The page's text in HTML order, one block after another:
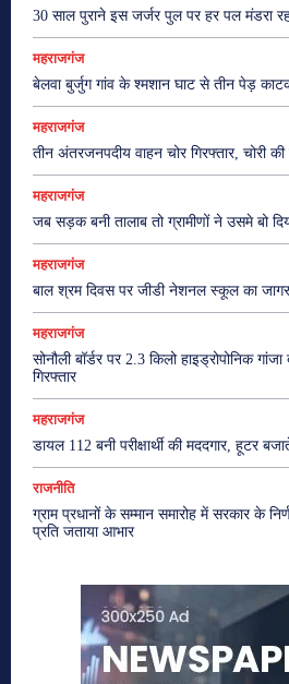
30 साल पुराने इस जर्जर पुल पर हर पल मंडरा
महराजगंज
बेलवा बुर्जुग गांव के श्मशान घाट से तीन पेड़
महराजगंज
तीन अंतरजनपदीय वाहन चोर गिरफ्तार, चोरी
महराजगंज
जब सड़क बनी तालाब तो ग्रामीणों ने उसमे बो
महराजगंज
बाल श्रम दिवस पर जीडी नेशनल स्कूल का
महराजगंज
सोनौली बॉर्डर पर 2.3 किलो हाइड्रोपोनिक
गिरफ्तार
महराजगंज
डायल 112 बनी परीक्षार्थी की मददगार, हूटर
राजनीति
ग्राम प्रधानों के सम्मान समारोह में सरकार के
प्रति जताया आभार